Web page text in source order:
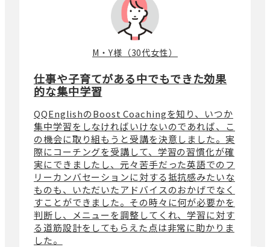
仕事や子育てがある中でもできた効果
的な集中学習
M・Y様（30代女性）
QQEnglishのBoost Coachingを知り、いつか
集中学習をしなければいけないのであれば、こ
の機会に取り組もうと受講を決意しました。実
際にコーチングを受講して、学習の習慣化が確
実にできましたし、元々苦手だった英語でのフ
リーカンバセーションに対する抵抗感みたいな
ものも、いただいたアドバイスのおかげでなく
すことができました。その時々に何が必要かを
判断し、メニューを調整してくれ、学習に対す
る道筋設計をしてもらえた点は非常に助かりま
した。